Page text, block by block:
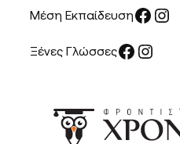
Μέση ΕκπαίδευσηFacebook Instagram
Ξένες ΓλώσσεςFacebook Instagram